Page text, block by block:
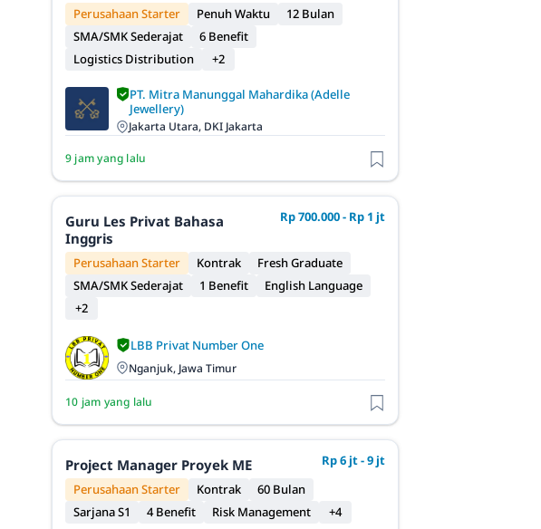
Perusahaan Starter
Penuh Waktu
12 Bulan
SMA/SMK Sederajat
6 Benefit
Logistics Distribution
+2
PT. Mitra Manunggal Mahardika (Adelle
Jewellery)
Jakarta Utara, DKI Jakarta
9 jam yang lalu
Guru Les Privat Bahasa
Inggris
Rp 700.000 - Rp 1 jt
Perusahaan Starter Kontrak
Fresh Graduate
SMA/SMK Sederajat
1 Benefit
English Language
+2
LBB Privat Number One
Nganjuk, Jawa Timur
10 jam yang lalu
Project Manager Proyek ME
Rp 6 jt - 9 jt
Perusahaan Starter
Kontrak
60 Bulan
Sarjana S1
4 Benefit Risk Management +4